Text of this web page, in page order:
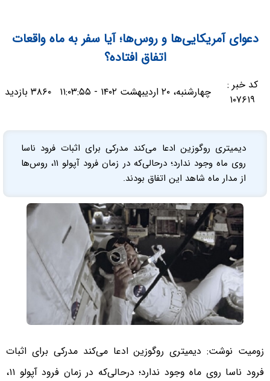
دعوای آمریکایی‌ها و روس‌ها؛ آیا سفر به ماه واقعات
اتفاق افتاده؟
کد خبر :
۱۰۷۶۱۹
چهارشنبه، ۲۰ اردیبهشت ۱۴۰۲ - ۱۱:۰۳:۵۵ ۳۸۶۰ بازدید
دیمیتری روگوزین ادعا می‌کند مدرکی برای اثبات فرود ناسا
روی ماه وجود ندارد؛ درحالی‌که در زمان فرود آپولو ۱۱، روس‌ها
از مدار ماه شاهد این اتفاق بودند.
زومیت نوشت: دیمیتری روگوزین ادعا می‌کند مدرکی برای اثبات
فرود ناسا روی ماه وجود ندارد؛ درحالی‌که در زمان فرود آپولو ۱۱،